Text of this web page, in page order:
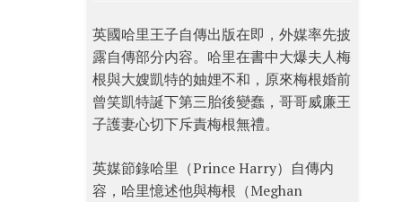
英國哈里王子自傳出版在即，外媒率先披
露自傳部分内容。哈里在書中大爆夫人梅
根與大嫂凱特的妯娌不和，原來梅根婚前
曾笑凱特誕下第三胎後變蠢，哥哥威廉王
子護妻心切下斥責梅根無禮。
英媒節錄哈里（Prince Harry）自傳内
容，哈里憶述他與梅根（Meghan